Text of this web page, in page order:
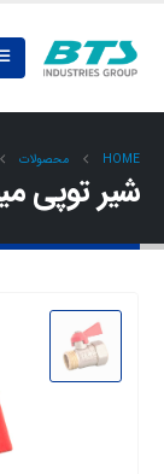
HOME محصولات
شیر توپی